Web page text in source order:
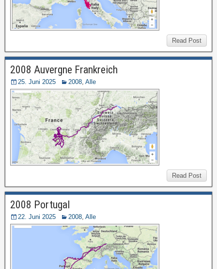
Read Post
2008 Auvergne Frankreich
25. Juni 2025 2008, Alle
Read Post
2008 Portugal
22. Juni 2025 2008, Alle